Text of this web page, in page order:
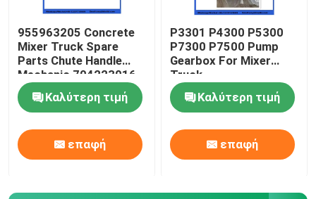
955963205 Concrete
Mixer Truck Spare
Parts Chute Handle
Mechanic 704223016
Καλύτερη τιμή
επαφή
P3301 P4300 P5300
P7300 P7500 Pump
Gearbox For Mixer
Truck
Καλύτερη τιμή
επαφή